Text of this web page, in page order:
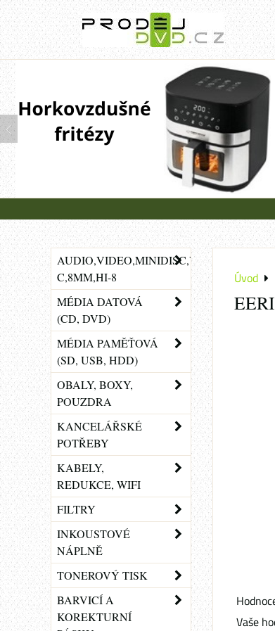
Úvod
Vaše
AUDIO,VIDEO,MINIDISC,VHS-
C,8MM,HI-8
MÉDIA DATOVÁ
(CD, DVD)
MÉDIA PAMĚŤOVÁ
(SD, USB, HDD)
OBALY, BOXY,
POUZDRA
KANCELÁŘSKÉ
POTŘEBY
KABELY,
REDUKCE, WIFI
FILTRY
INKOUSTOVÉ
NÁPLNĚ
TONEROVÝ TISK
BARVICÍ A
KOREKTURNÍ